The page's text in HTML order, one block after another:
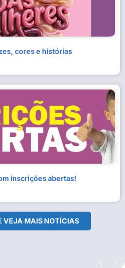
cores e histórias
inscrições abertas!
VEJA MAIS NOTÍCIAS